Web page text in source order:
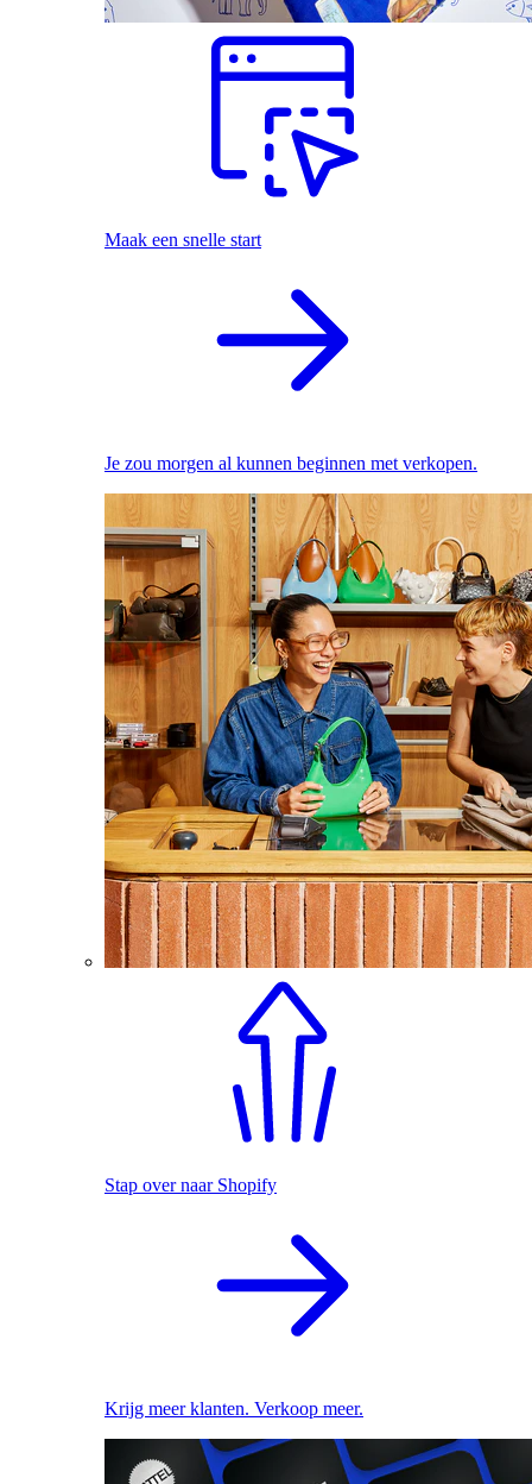
Maak een snelle start
Je zou morgen al kunnen beginnen met verkopen.
Stap over naar Shopify
Krijg meer klanten. Verkoop meer.